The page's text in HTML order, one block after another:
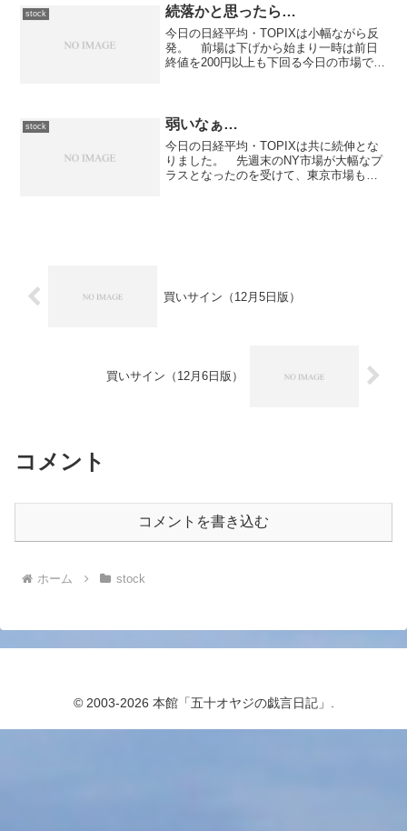
た。 後場に入って...
stock 続落かと思ったら…
今日の日経平均・TOPIXは小幅ながら反
発。 前場は下げから始まり一時は前日
終値を200円以上も下回る今日の市場です
引け...
stock 弱いなぁ…
今日の日経平均・TOPIXは共に続伸とな
りました。 先週末のNY市場が大幅なプ
ラスとなったのを受けて、東京市場もプ
買いサイン（12月5日版）
買いサイン（12月6日版）
コメント
コメントを書き込む
ホーム stock
© 2003-2026 本館「五十オヤジの戯言日記」.